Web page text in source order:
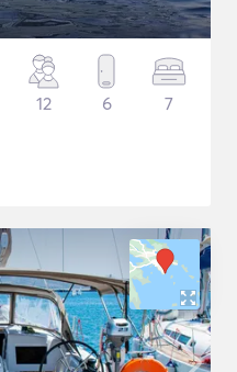
12 6 7